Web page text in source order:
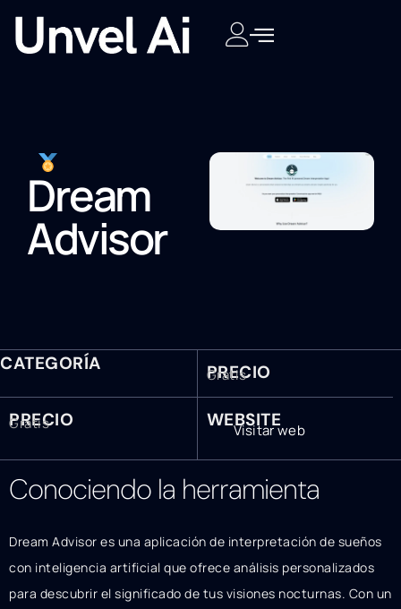
Dream
Advisor
CATEGORÍA PRECIO
Gratis
PRECIO
Gratis WEBSITE
Visitar web
Conociendo la herramienta
Dream Advisor es una aplicación de interpretación de sueños
con inteligencia artificial que ofrece análisis personalizados
para descubrir el significado de tus visiones nocturnas. Con un